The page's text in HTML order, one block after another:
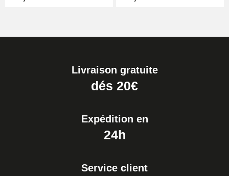
Livraison gratuite
dés 20€
Expédition en
24h
Service client